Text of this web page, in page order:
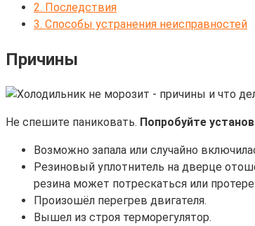
2. Последствия
3. Способы устранения неисправностей
Причины
Не спешите паниковать. Попробуйте
Возможно запала или случайно
Резиновый уплотнитель на дверце
резина может потрескаться или
Произошёл перегрев двигателя.
Вышел из строя терморегулятор.